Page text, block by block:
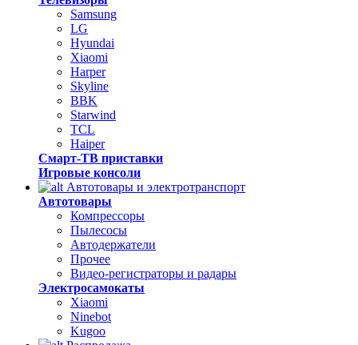
Samsung
LG
Hyundai
Xiaomi
Harper
Skyline
BBK
Starwind
TCL
Haiper
Смарт-ТВ приставки
Игровые консоли
Автотовары и электротранспорт
Автотовары
Компрессоры
Пылесосы
Автодержатели
Прочее
Видео-регистраторы и радары
Электросамокаты
Xiaomi
Ninebot
Kugoo